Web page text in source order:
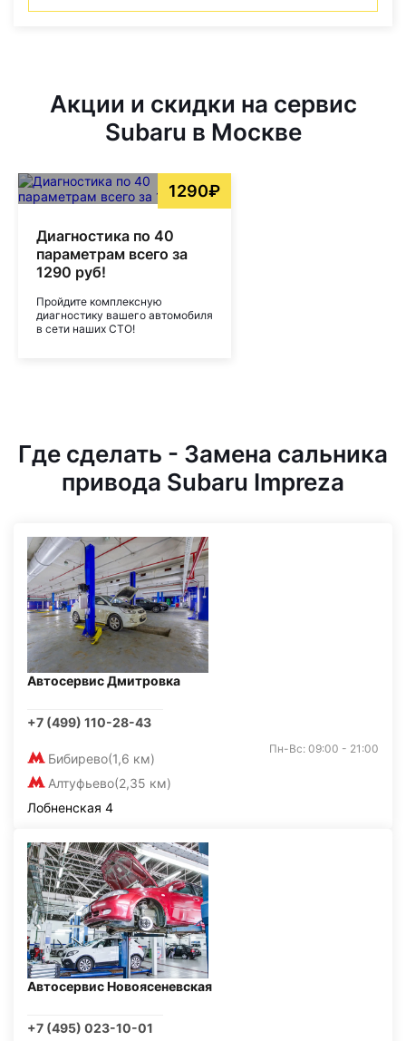
Акции и скидки на сервис
Subaru в Москве
1290₽
Диагностика по 40
параметрам всего за
1290 руб!
Пройдите комплексную
диагностику вашего автомобиля
в сети наших СТО!
Где сделать - Замена сальника
привода Subaru Impreza
Автосервис Дмитровка
+7 (499) 110-28-43
Бибирево(1,6 км)
Алтуфьево(2,35 км)
Пн-Вс: 09:00 - 21:00
Лобненская 4
Автосервис Новоясеневская
+7 (495) 023-10-01